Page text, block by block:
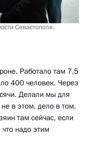
Севастополя.
Работало там 7,5
400 человек. Через
Делали мы для
в этом, дело в том,
там сейчас, если
надо этим